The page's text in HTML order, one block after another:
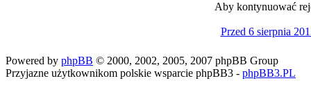
Aby kontynuować
Przed 6 sierpnia
Powered by phpBB © 2000, 2002, 2005, 2007 phpBB Group
Przyjazne użytkownikom polskie wsparcie phpBB3 - phpBB3.PL